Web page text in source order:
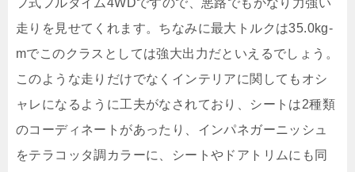
走りを見せてくれます。ちなみに最大トルクは35.0kg-
mでこのクラスとしては強大出力だといえるでしょう。
このような走りだけでなくインテリアに関してもオシ
ャレになるように工夫がなされており、シートは2種類
のコーディネートがあったり、インパネガーニッシュ
をテラコッタ調カラーに、シートやドアトリムにも同